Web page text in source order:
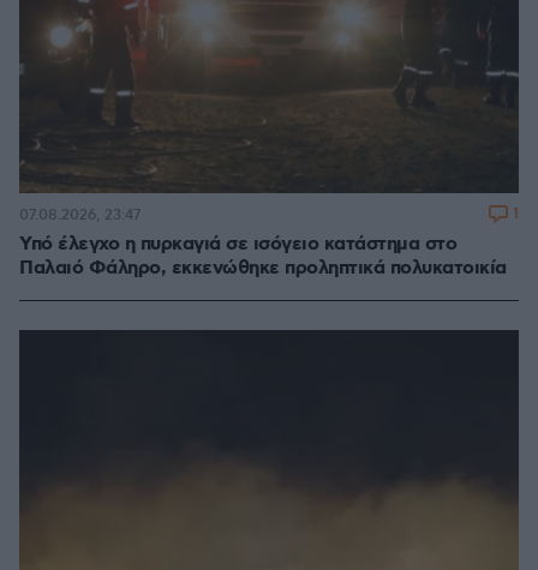
Υπό έλεγχο η πυρκαγιά σε ισόγειο κατάστημα στο
Παλαιό Φάληρο, εκκενώθηκε προληπτικά πολυκατοικία
07.08.2026, 23:47 1